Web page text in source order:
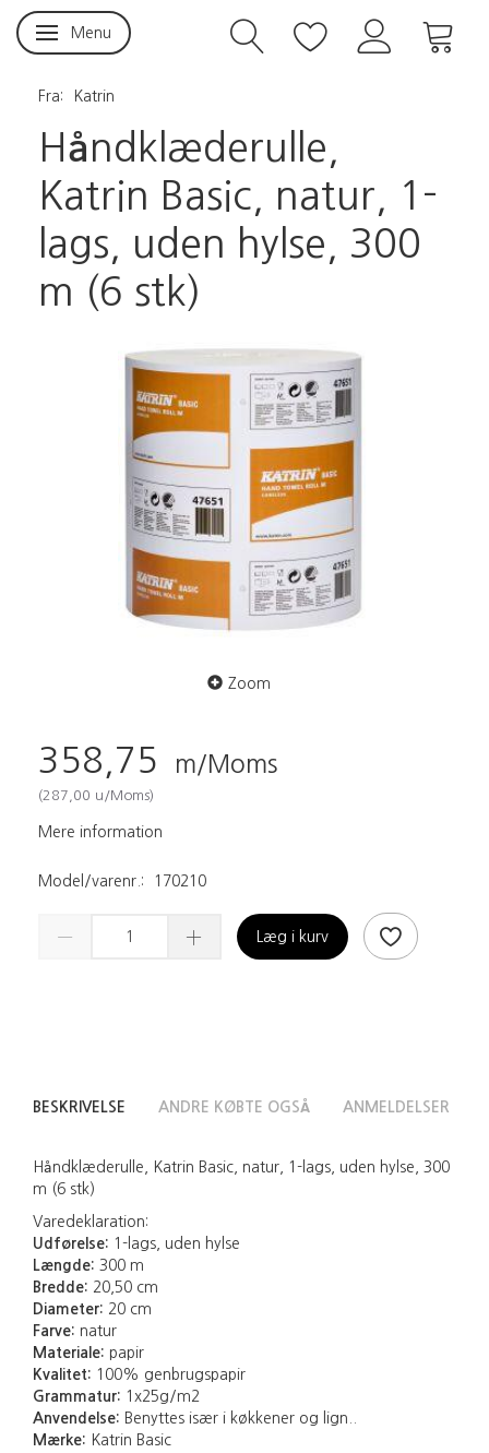
Skifte navigation
Menu
Fra: Katrin
Håndklæderulle,
Katrin Basic, natur, 1-
lags, uden hylse, 300
m (6 stk)
Zoom
358,75 m/Moms
(287,00 u/Moms)
Mere information
Model/varenr.: 170210
Læg i kurv
BESKRIVELSE ANDRE KØBTE OGSÅ ANMELDELSER
Håndklæderulle, Katrin Basic, natur, 1-lags, uden hylse, 300
m (6 stk)
Varedeklaration:
Udførelse: 1-lags, uden hylse
Længde: 300 m
Bredde: 20,50 cm
Diameter: 20 cm
Farve: natur
Materiale: papir
Kvalitet: 100% genbrugspapir
Grammatur: 1x25g/m2
Anvendelse: Benyttes især i køkkener og lign..
Mærke: Katrin Basic